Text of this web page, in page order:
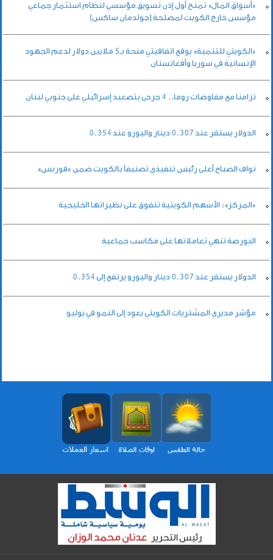
«أسواق المال» تمنح أول إذن تسويق مؤسسي لنظام استثمار جماعي
مؤسس خارج الكويت لمصلحة (جولدمان ساكس)
«الكويتي للتنمية» يوقع اتفاقيتي منحة بـ5 ملايين دولار لدعم الجهود
الإنسانية في سوريا وأفغانستان
تزامنا مع مفاوضات روما.. 4 جرحى بتصعيد إسرائيلي على جنوبي لبنان
الدولار يستقر عند 0.307 دينار واليورو عند 0.354
نواف الصباح أعلى رئيس تنفيذي تصنيفاً بالكويت ضمن «فوربس»
«المركز»: الأسهم الكويتية تتفوق على نظيراتها الخليجية
البورصة تنهي تعاملاتها على مكاسب جماعية
الدولار يستقر عند 0.307 دينار واليورو يرتفع إلى 0.354
مؤشر مديري المشتريات الكويتي يعود إلى النمو في يوليو